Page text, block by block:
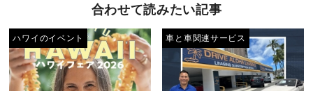
合わせて読みたい記事
ハワイのイベント 車と車関連サービス